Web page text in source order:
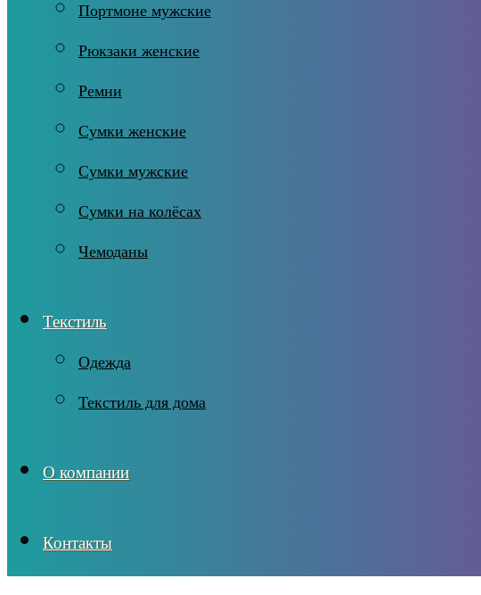
Портмоне мужские
Рюкзаки женские
Ремни
Сумки женские
Сумки мужские
Сумки на колёсах
Чемоданы
Текстиль
Одежда
Текстиль для дома
О компании
Контакты